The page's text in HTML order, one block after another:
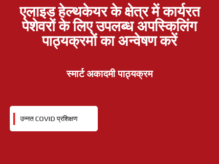
एलाइड हेल्थकेयर के क्षेत्र में कार्यरत
पेशेवरों के लिए उपलब्ध अपस्किलिंग
पाठ्यक्रमों का अन्वेषण करें
स्मार्ट अकादमी पाठ्यक्रम
उन्नत COVID प्रशिक्षण